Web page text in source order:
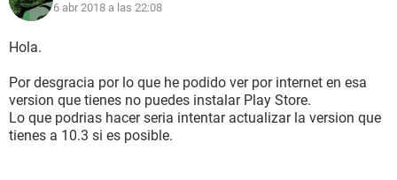
6 abr 2018 a las 22:08
Hola.
Por desgracia por lo que he podido ver por internet en esa
version que tienes no puedes instalar Play Store.
Lo que podrias hacer seria intentar actualizar la version que
tienes a 10.3 si es posible.